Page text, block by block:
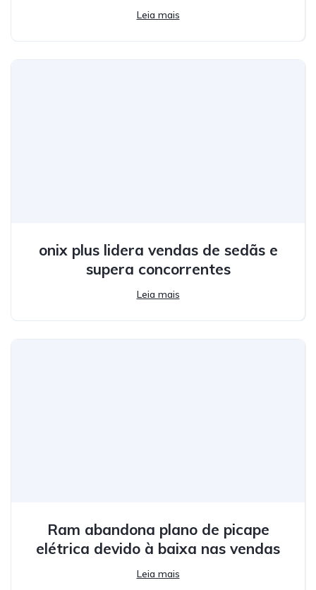
Leia mais
onix plus lidera vendas de sedãs e
supera concorrentes
Leia mais
Ram abandona plano de picape
elétrica devido à baixa nas vendas
Leia mais